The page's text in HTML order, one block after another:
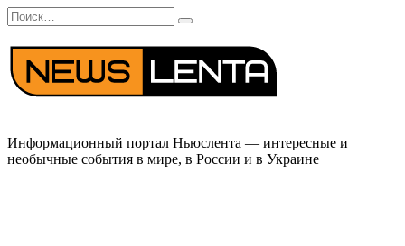
Перейти
к
содержанию
Search
for:
Информационный портал Ньюслента — интересные и
необычные события в мире, в России и в Украине